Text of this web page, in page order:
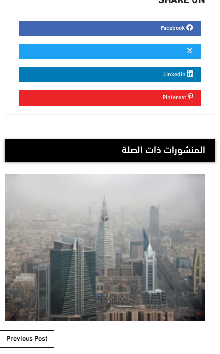
المنشورات ذات الصلة
Previous Post